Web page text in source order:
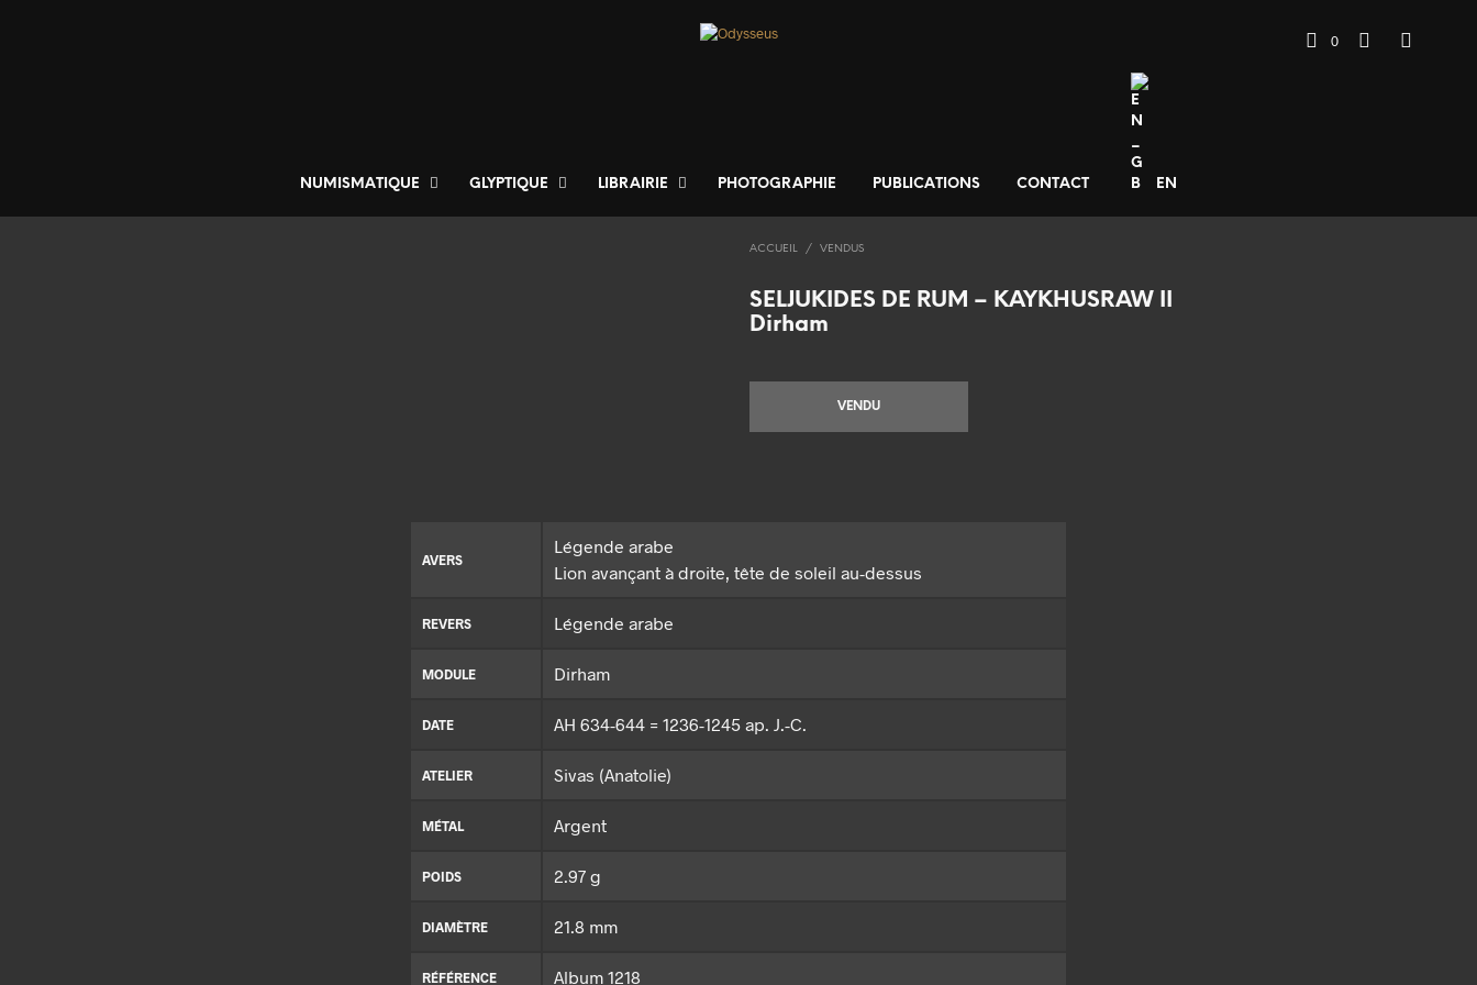
NUMISMATIQUE GLYPTIQUE LIBRAIRIE PHOTOGRAPHIE PUBLICATIONS CONTACT EN
0
ACCUEIL / VENDUS
SELJUKIDES DE RUM – KAYKHUSRAW II
Dirham
VENDU
AVERS
Légende arabe
Lion avançant à droite, tête de soleil au-dessus
REVERS Légende arabe
MODULE Dirham
DATE AH 634-644 = 1236-1245 ap. J.-C.
ATELIER Sivas (Anatolie)
MÉTAL Argent
POIDS 2.97 g
DIAMÈTRE 21.8 mm
RÉFÉRENCE Album 1218